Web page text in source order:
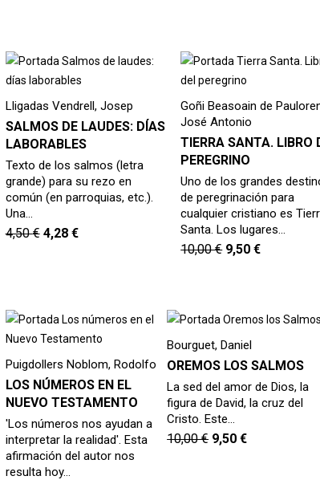
Lligadas Vendrell, Josep
SALMOS DE LAUDES: DÍAS
LABORABLES
Texto de los salmos (letra
grande) para su rezo en
común (en parroquias, etc.).
Una…
4,50€ 4,28 €
Goñi Beasoain de
José Antonio
TIERRA SANTA. LIBRO
PEREGRINO
Uno de los grandes
de peregrinación para
cualquier cristiano es
Santa. Los lugares…
10,00€ 9,50€
Puigdollers Noblom, Rodolfo
LOS NÚMEROS EN EL
NUEVO TESTAMENTO
'Los números nos ayudan a
interpretar la realidad'. Esta
afirmación del autor nos
resulta hoy…
Bourguet, Daniel
OREMOS LOS SALMOS
La sed del amor de Dios, la
figura de David, la cruz del
Cristo. Este…
10,00€ 9,50€